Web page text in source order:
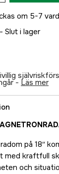
om 5-7
Slut i lager
- läs mer
på 18″
med kraftfull
och